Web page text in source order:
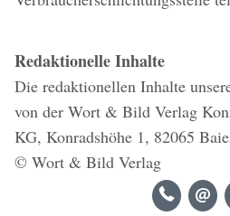
Redaktionelle Inhalte
Die redaktionellen Inhalte
von der Wort & Bild Verlag
KG, Konradshöhe 1, 82065
© Wort & Bild Verlag